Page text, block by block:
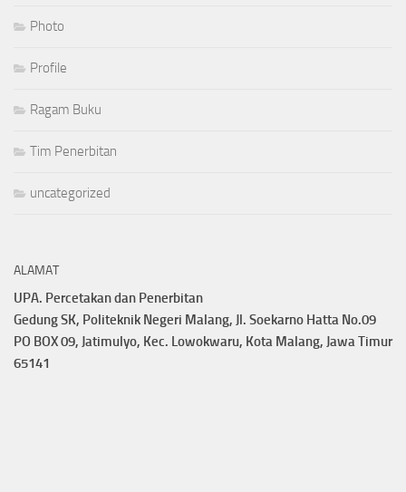
Photo
Profile
Ragam Buku
Tim Penerbitan
uncategorized
ALAMAT
UPA. Percetakan dan Penerbitan
Gedung SK, Politeknik Negeri Malang, Jl. Soekarno Hatta No.09
PO BOX 09, Jatimulyo, Kec. Lowokwaru, Kota Malang, Jawa Timur
65141